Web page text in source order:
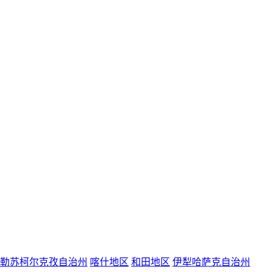
苏柯尔克孜自治州 喀什地区 和田地区 伊犁哈萨克自治州